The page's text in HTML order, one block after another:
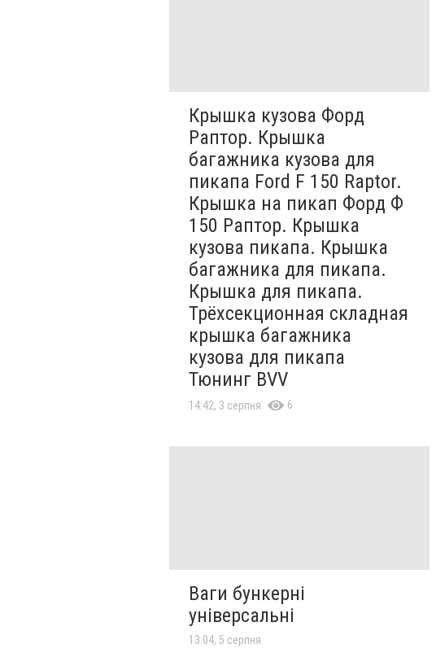
Крышка кузова Форд
Раптор. Крышка
багажника кузова для
пикапа Ford F 150 Raptor.
Крышка на пикап Форд Ф
150 Раптор. Крышка
кузова пикапа. Крышка
багажника для пикапа.
Крышка для пикапа.
Трёхсекционная складная
крышка багажника
кузова для пикапа
Тюнинг BVV
14:42, 3 серпня 6
Ваги бункерні
універсальні
13:04, 5 серпня